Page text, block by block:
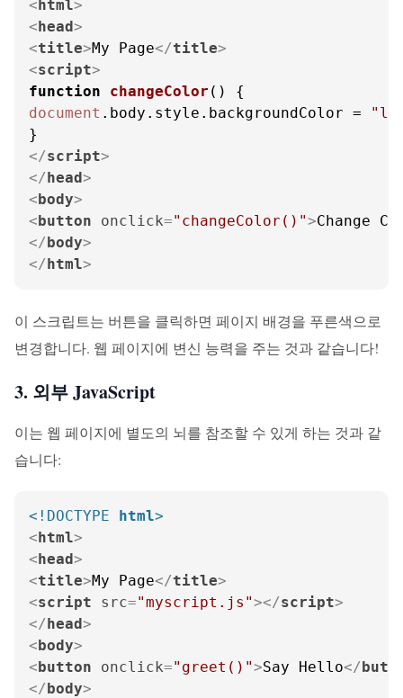
<html>
<head>
<title>My Page</title>
<script>
function
changeColor (
document . body . style . backgroundColor =
</script>
</head>
<body>
<button onclick="changeColor()">Change
</body>
</html>
이 스크립트는 버튼을 클릭하면 페이지 배경을 푸른색으로
변경합니다. 웹 페이지에 변신 능력을 주는 것과 같습니다!
3. 외부 JavaScript
이는 웹 페이지에 별도의 뇌를 참조할 수 있게 하는 것과 같
습니다:
<!DOCTYPE html>
<html>
<head>
<title>My Page</title>
<script src="myscript.js"></script>
</head>
<body>
<button onclick="greet()">Say Hello</
</body>